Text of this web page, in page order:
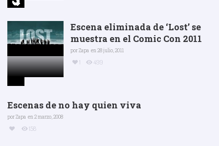
Escena eliminada de ‘Lost’ se
muestra en el Comic Con 2011
porZapa en 28 julio, 2011
1 499
Escenas de no hay quien viva
porZapa en 2 marzo, 2008
158